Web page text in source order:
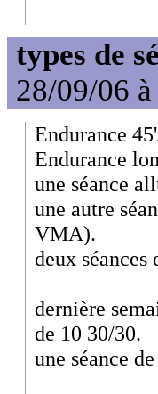
types de
28/09/06
Endurance
Endurance
une séance
une autre
VMA).
deux séances
dernière
de 10 30/30.
une séance